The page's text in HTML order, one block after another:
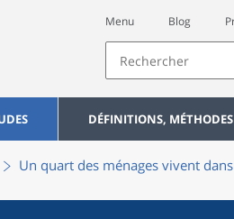
Menu Blog
DÉFINITIONS,
Un quart des ménages vivent